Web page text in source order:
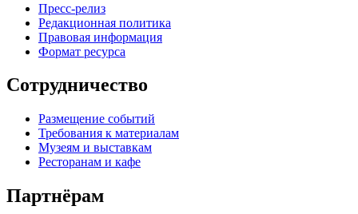
Пресс-релиз
Редакционная политика
Правовая информация
Формат ресурса
Сотрудничество
Размещение событий
Требования к материалам
Музеям и выставкам
Ресторанам и кафе
Партнёрам